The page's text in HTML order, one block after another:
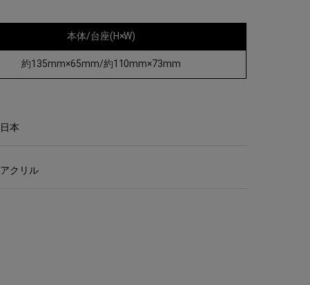
本体/台座(H×W)
約135mm×65mm/約110mm×73mm
日本
アクリル